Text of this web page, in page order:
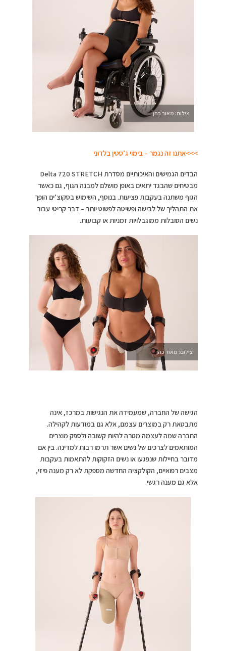
צילום: מאור כהן
>>>אתנו זה נגמר – בימוי ג’סטין בלדוני
הבדים הגמישים והאיכותיים מסדרת Delta 720 STRETCH
מבטיחים שהבגד יתאים באופן מושלם למבנה הגוף, גם כאשר
הגוף משתנה בעקבות פציעות. בנוסף, השימוש בסקוצ’ים הופך
את התהליך של לבישה ופשיטה לפשוט יותר – דבר קריטי עבור
נשים הסובלות ממוגבלויות זמניות או קבועות.
צילום: מאור כהן
הגישה של החברה, שמעמידה את הנגישות במרכז, אינה
מתבטאת רק במוצרים עצמם, אלא גם במודעות לקהילה.
החברה שמה לעצמה מטרה להיות קשובה ולספק מוצרים
המותאמים לצרכים של נשים אשר תרמו רבות למדינה. בין אם
מדובר בחיילות שנפגעו או נשים הזקוקות להתאמות בעקבות
מצבים רפואיים, הקולקציה החדשה מספקת לא רק מענה פיזי,
אלא גם מענה רגשי.